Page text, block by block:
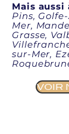
Mais aussi
Pins,
Mer,
Grasse,
sur-Mer,
VOIR